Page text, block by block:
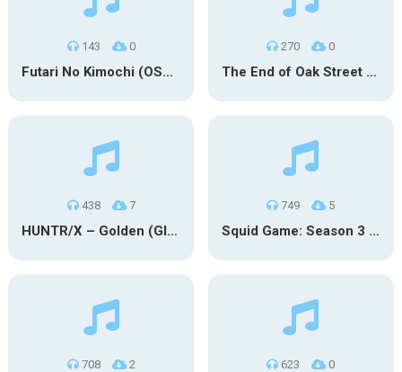
143 0
Futari No Kimochi (OST Inuyasha)
270 0
The End of Oak Street Trailer
438 7
HUNTR/X – Golden (Glowin’ Version)
749 5
Squid Game: Season 3 | Final Games
708 2 623 0